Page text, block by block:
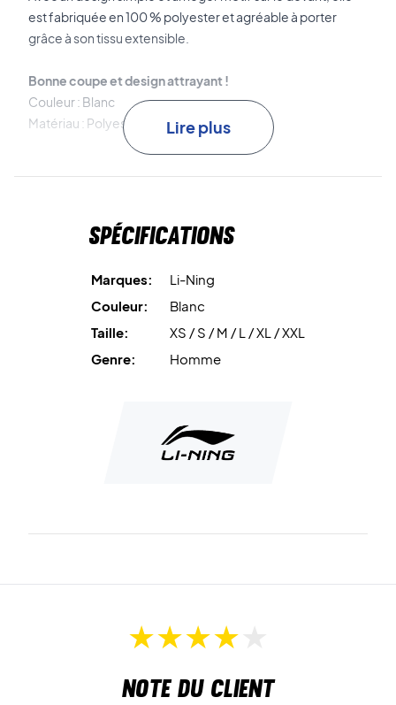
est fabriquée en 100 % polyester et agréable à porter
grâce à son tissu extensible.
Bonne coupe et design attrayant !
Couleur : Blanc
Matériau : Polyester 100 %
M = S (taille EU)
XL = L (taille EU)
XXL = XL (taille EU)
Lire plus
Spécifications
Marques:
Li-Ning
Couleur:
Blanc
Taille:
XS / S / M / L / XL / XXL
Genre:
Homme
Note du client